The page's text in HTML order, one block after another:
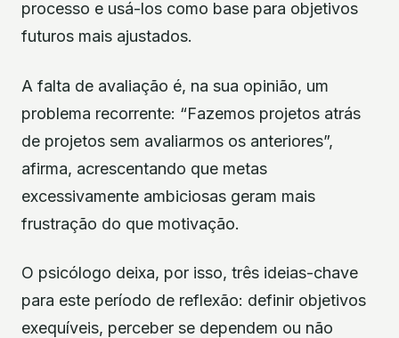
processo e usá-los como base para objetivos
futuros mais ajustados.
A falta de avaliação é, na sua opinião, um
problema recorrente: “Fazemos projetos atrás
de projetos sem avaliarmos os anteriores”,
afirma, acrescentando que metas
excessivamente ambiciosas geram mais
frustração do que motivação.
O psicólogo deixa, por isso, três ideias-chave
para este período de reflexão: definir objetivos
exequíveis, perceber se dependem ou não